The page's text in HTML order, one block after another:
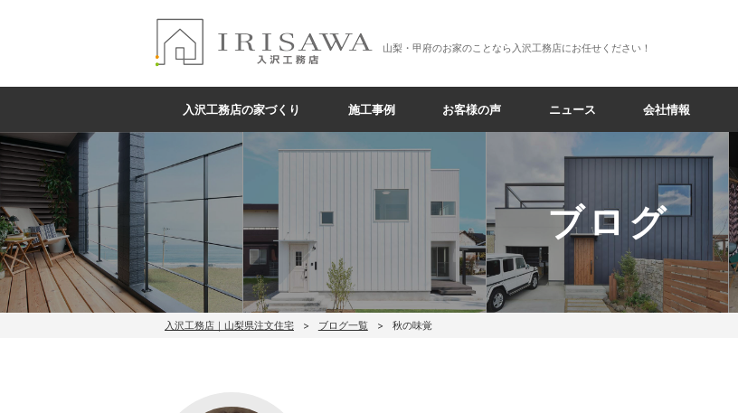
山梨・甲府のお家のことなら入沢工務店にお任せください！
入沢工務店の家づくり 施工事例 お客様の声 ニュース 会社情報
ブログ
入沢工務店｜山梨県注文住宅 ブログ一覧 秋の味覚